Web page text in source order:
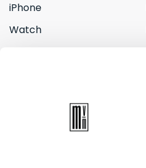
iPhone
Watch